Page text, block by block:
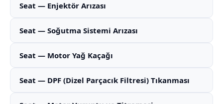
Seat — Enjektör Arızası
Seat — Soğutma Sistemi Arızası
Seat — Motor Yağ Kaçağı
Seat — DPF (Dizel Parçacık Filtresi) Tıkanması